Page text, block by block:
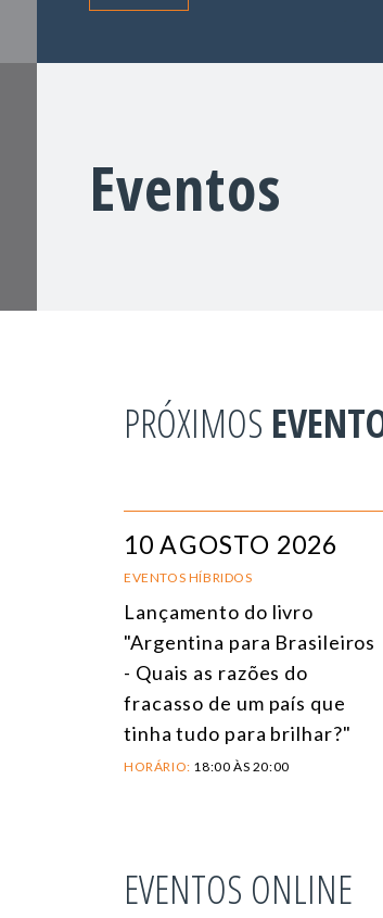
Eventos
PRÓXIMOS
10 AGOSTO 2026
EVENTOS HÍBRIDOS
Lançamento do livro
"Argentina para Brasileiros
- Quais as razões do
fracasso de um país que
tinha tudo para brilhar?"
HORÁRIO: 18:00 ÀS 20:00
EVENTOS ONLINE